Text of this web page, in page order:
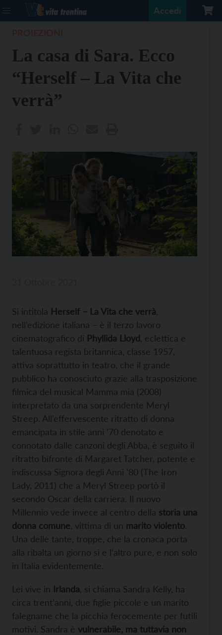
Accedi
La casa di Sara. Ecco
“Herself – La Vita che
verrà”
Si intitola Herself – La Vita che verrà
nell’edizione italiana – è il terzo lavoro
cinematografico di Phyllida Lloyd , eclettica e
talentuosa regista britannica, classe 1957,
attiva soprattutto in teatro, che il grande
pubblico ha conosciuto grazie alla trasposizione
filmica del musical Mamma mia (2008)
interpretato da una sorprendente Meryl
Streep. All’effervescente ritratto di donna
emancipata in stile anni ’70 denotato e
connotato dalle canzoni degli Abba, è seguito il
ritratto bifronte di Margaret Tatcher, potente e
indiscussa Signora degli Anni ‘80 (The Iron
Lady, 2011) che a Meryl Streep portò il
secondo Oscar della carriera. Il nuovo
Millennio vede invece al centro della storia una
donna comune , vittima di un marito violento.
Una delle tante, troppe, che la cronaca porta
alla ribalta un giorno sì e l’altro pure, e non solo
in Italia evidentemente.
Lei vive in Irlanda , si chiama Sandra Kelly, ha
circa trent’anni, due figlie piccole e un marito
falegname che la picchia ferocemente per futili
motivi. Sandra è vulnerabile, ma tuttavia non